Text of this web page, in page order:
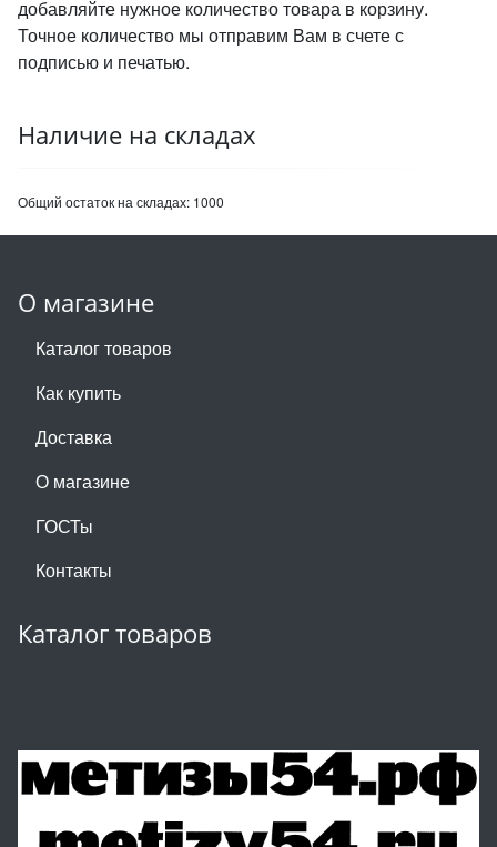
добавляйте нужное количество товара в корзину.
Точное количество мы отправим Вам в счете с
подписью и печатью.
Наличие на складах
Общий остаток на складах: 1000
О магазине
Каталог товаров
Как купить
Доставка
О магазине
ГОСТы
Контакты
Каталог товаров